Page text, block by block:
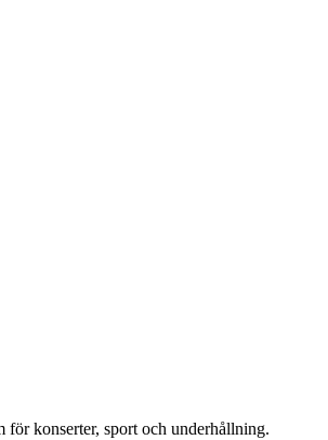
för konserter, sport och underhållning.